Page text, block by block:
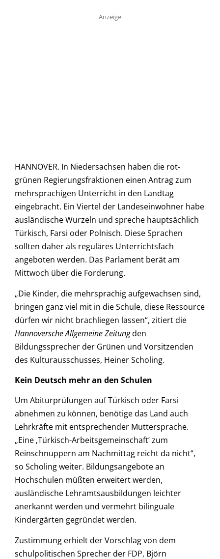
Anzeige
HANNOVER. In Niedersachsen haben die rot-
grünen Regierungsfraktionen einen Antrag zum
mehrsprachigen Unterricht in den Landtag
eingebracht. Ein Viertel der Landeseinwohner habe
ausländische Wurzeln und spreche hauptsächlich
Türkisch, Farsi oder Polnisch. Diese Sprachen
sollten daher als reguläres Unterrichtsfach
angeboten werden. Das Parlament berät am
Mittwoch über die Forderung.
„Die Kinder, die mehrsprachig aufgewachsen sind,
bringen ganz viel mit in die Schule, diese Ressource
dürfen wir nicht brachliegen lassen“, zitiert die
Hannoversche Allgemeine Zeitungden
Bildungssprecher der Grünen und Vorsitzenden
des Kulturausschusses, Heiner Scholing.
Kein Deutsch mehr an den Schulen
Um Abiturprüfungen auf Türkisch oder Farsi
abnehmen zu können, benötige das Land auch
Lehrkräfte mit entsprechender Muttersprache.
„Eine ‚Türkisch-Arbeitsgemeinschaft‘ zum
Reinschnuppern am Nachmittag reicht da nicht“,
so Scholing weiter. Bildungsangebote an
Hochschulen müßten erweitert werden,
ausländische Lehramtsausbildungen leichter
anerkannt werden und vermehrt bilinguale
Kindergärten gegründet werden.
Zustimmung erhielt der Vorschlag von dem
schulpolitischen Sprecher der FDP, Björn